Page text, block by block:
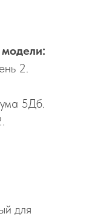
2.
5Дб.
для